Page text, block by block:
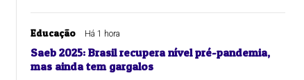
Educação Há 1 hora
Saeb 2025: Brasil recupera nível pré-pandemia,
mas ainda tem gargalos